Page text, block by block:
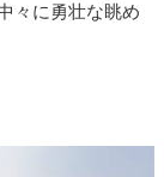
々に勇壮な眺め